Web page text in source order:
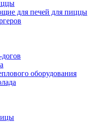
для печей для пиццы
оборудования